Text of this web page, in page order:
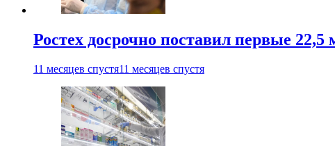
Ростех досрочно поставил первые
11 месяцев спустя11 месяцев спустя